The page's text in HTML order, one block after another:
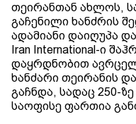
თეირანთან ახლოს,
გაჩენილი ხანძრის
ადამიანი დაიღუპა
Iran International-ი
დაყრდნობით
ხანძარი თეირანის
გაჩნდა, სადაც 250-
საოფისე ფართია